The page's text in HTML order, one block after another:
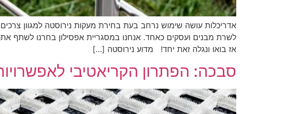
אדריכלות עושה שימוש נרחב בעת בחירת מעקות נירוסטה למגוון צרכים
לשרת מבנים ועסקים כאחד. אנחנו במסגריית אפסילון בחרנו לשתף
אז בואו ונגלה זאת יחד! מדוע נירוסטה […]
סבכה: הפתרון הקריאטיבי